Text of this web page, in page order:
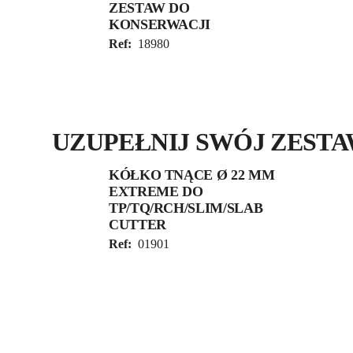
ZESTAW DO
KONSERWACJI
Ref: 18980
UZUPEŁNIJ SWÓJ
KÓŁKO TNĄCE Ø 22 MM
EXTREME DO
TP/TQ/RCH/SLIM/SLAB
CUTTER
Ref: 01901